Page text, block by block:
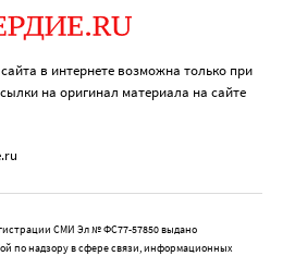
в интернете возможна только при
на оригинал материала на сайте
СМИ Эл № ФС77-57850 выдано
по надзору в сфере связи, информационных